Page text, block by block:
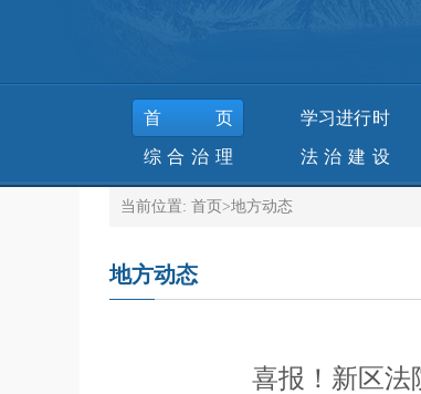
首页 学习进行时
综合治理 法治建设
当前位置: 首页 >地方动态
地方动态
喜报！新区法